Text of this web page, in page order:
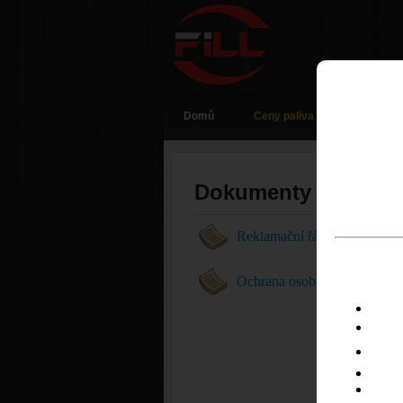
Domů Ceny paliva
Dokumenty
Reklamační řád čerpacích
Ochrana osobních údajů